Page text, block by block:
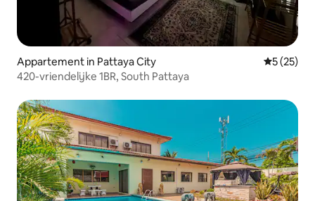
Appartement in Pattaya City
5 (25)
420-vriendelijke 1BR, South Pattaya